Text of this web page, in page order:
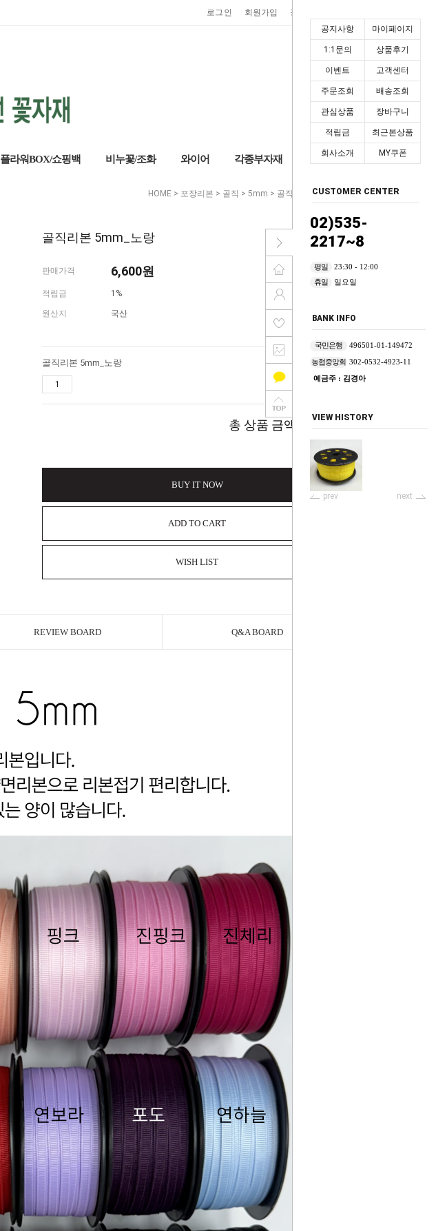
공지사항 마이페이지
1:1문의 상품후기
이벤트 고객센터
주문조회 배송조회
관심상품 장바구니
적립금 최근본상품
회사소개 MY쿠폰
CUSTOMER CENTER
02)535-
2217~8
평일
23:30 - 12:00
휴일
일요일
BANK INFO
국민은행
496501-01-149472
농협중앙회 302-0532-4923-11
예금주 : 김경아
VIEW HISTORY
prev next
로그인 회원가입 장바구니
플라워BOX/쇼핑백 비누꽃/조화 와이어 각종부자재
HOME > 포장리본 > 골직 > 5mm > 골직리본 5mm_노랑
골직리본 5mm_노랑
판매가격 6,600원
적립금 1%
원산지 국산
골직리본 5mm_노랑
6,600 원
총 상품 금액 6,600원
BUY IT NOW
ADD TO CART
WISH LIST
REVIEW BOARD Q&A BOARD